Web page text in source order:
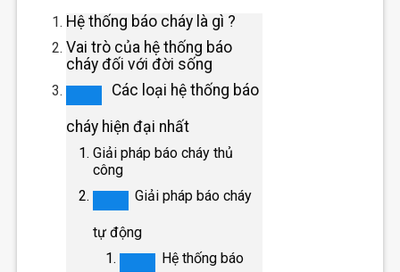
Hệ thống báo cháy là gì ?
Vai trò của hệ thống báo
cháy đối với đời sống
Các loại hệ thống báo
cháy hiện đại nhất
Giải pháp báo cháy thủ
công
Giải pháp báo cháy
tự động
Hệ thống báo